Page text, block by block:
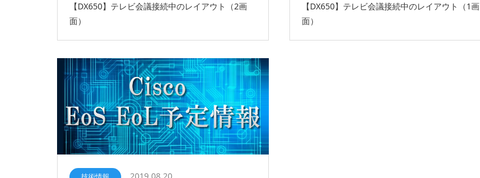
【DX650】テレビ会議接続中のレイアウト（2画
面）
【DX650】テレビ会議接続中のレイアウト（1画
面）